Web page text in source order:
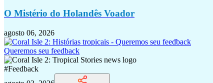
O Mistério do Holandês Voador
agosto 06, 2026
Queremos seu feedback
#Feedback